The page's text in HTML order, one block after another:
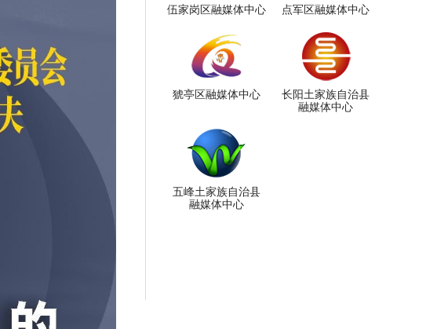
伍家岗区融媒体中心 点军区融媒体中心
猇亭区融媒体中心
长阳土家族自治县
融媒体中心
五峰土家族自治县
融媒体中心